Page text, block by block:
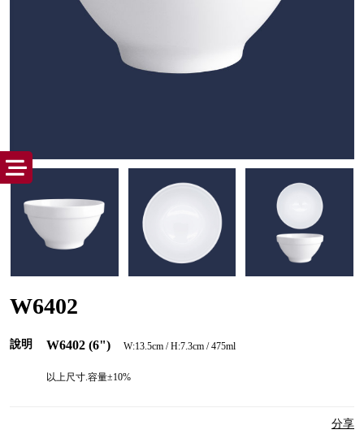
W6402
說明 W6402 (6") W:13.5cm / H:7.3cm / 475ml
以上尺寸.容量±10%
分享